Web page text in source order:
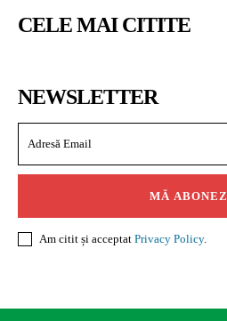
CELE MAI CITITE
NEWSLETTER
MĂ ABONEZ
Am citit și acceptat Privacy Policy.